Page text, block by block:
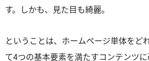
す。しかも、見た目も綺麗。
ということは、ホームページ単体をど
て4つの基本要素を満たすコンテンツ